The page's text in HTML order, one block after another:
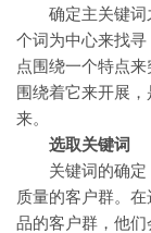
确定主关键词
个词为中心来找
点围绕一个特点
围绕着它来开展
来。
选取关键词
关键词的确定
质量的客户群。
品的客户群，他